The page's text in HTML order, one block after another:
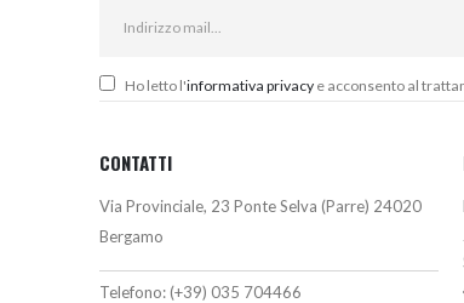
Ho letto l'informativa privacy e acconsento al
CONTATTI
Via Provinciale, 23 Ponte Selva (Parre) 24020
Bergamo
Telefono: (+39) 035 704466